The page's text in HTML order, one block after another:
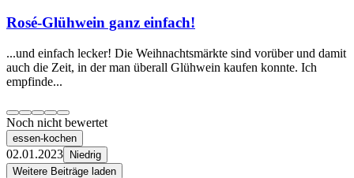
Rosé-Glühwein ganz einfach!
...und einfach lecker! Die Weihnachtsmärkte sind vorüber und damit
auch die Zeit, in der man überall Glühwein kaufen konnte. Ich
empfinde...
Noch nicht bewertet
essen-kochen
02.01.2023
Niedrig
Weitere Beiträge laden